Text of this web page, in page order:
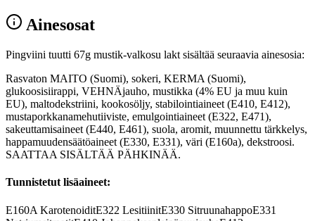
Ainesosat
Pingviini tuutti 67g mustik-valkosu lakt sisältää seuraavia ainesosia:
Rasvaton MAITO (Suomi), sokeri, KERMA (Suomi),
glukoosisiirappi, VEHNÄjauho, mustikka (4% EU ja muu kuin
EU), maltodekstriini, kookosöljy, stabilointiaineet (E410, E412),
mustaporkkanamehutiiviste, emulgointiaineet (E322, E471),
sakeuttamisaineet (E440, E461), suola, aromit, muunnettu tärkkelys,
happamuudensäätöaineet (E330, E331), väri (E160a), dekstroosi.
SAATTAA SISÄLTÄÄ PÄHKINÄÄ.
Tunnistetut lisäaineet:
E160A KarotenoiditE322 LesitiinitE330 SitruunahappoE331